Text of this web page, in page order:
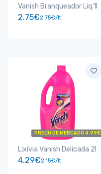
Vanish Branqueador Liq.1l
2.75€2.75€/lt
PREÇO DE MERCADO 4.99€
Lixívia Vanish Delicada 2l
4.29€2.15€/lt